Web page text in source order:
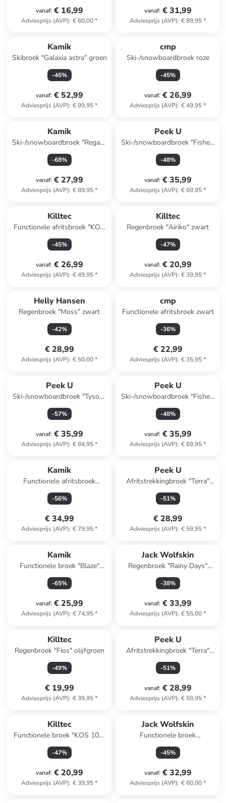
vanaf: € 16,99
Adviesprijs (AVP): € 60,00*
vanaf: € 31,99
Adviesprijs (AVP): € 89,95*
Kamik
Skibroek "Galaxia astra" groen
-46%
vanaf: € 52,99
Adviesprijs (AVP): € 99,95*
cmp
Ski-/snowboardbroek roze
-45%
vanaf: € 26,99
Adviesprijs (AVP): € 49,95*
Kamik
Ski-/snowboardbroek "Regan"
paars
-68%
vanaf: € 27,99
Adviesprijs (AVP): € 89,95*
Peek U
Ski-/snowboardbroek "Fisher"
zwart
-48%
vanaf: € 35,99
Adviesprijs (AVP): € 69,95*
Killtec
Functionele afritsbroek "KOS
112" donkerblauw
-45%
vanaf: € 26,99
Adviesprijs (AVP): € 49,95*
Killtec
Regenbroek "Airiko" zwart
-47%
vanaf: € 20,99
Adviesprijs (AVP): € 39,95*
Helly Hansen
Regenbroek "Moss" zwart
-42%
€ 28,99
Adviesprijs (AVP): € 50,00*
cmp
Functionele afritsbroek zwart
-36%
€ 22,99
Adviesprijs (AVP): € 35,95*
Peek U
Ski-/snowboardbroek "Tyson"
lichtblauw
-57%
vanaf: € 35,99
Adviesprijs (AVP): € 84,95*
Peek U
Ski-/snowboardbroek "Fisher"
donkerblauw
-48%
vanaf: € 35,99
Adviesprijs (AVP): € 69,95*
Kamik
Functionele afritsbroek
"Slayer" fuchsia
-56%
€ 34,99
Adviesprijs (AVP): € 79,95*
Peek U
Afritstrekkingbroek "Terra"
groen/donkerblauw
-51%
€ 28,99
Adviesprijs (AVP): € 59,95*
Kamik
Functionele broek "Blaze"
blauw
-65%
vanaf: € 25,99
Adviesprijs (AVP): € 74,95*
Jack Wolfskin
Regenbroek "Rainy Days"
zwart
-38%
vanaf: € 33,99
Adviesprijs (AVP): € 55,00*
Killtec
Regenbroek "Fios" olijfgroen
-49%
€ 19,99
Adviesprijs (AVP): € 39,95*
Peek U
Afritstrekkingbroek "Terra"
donkerblauw
-51%
vanaf: € 28,99
Adviesprijs (AVP): € 59,95*
Killtec
Functionele broek "KOS 109"
donkerblauw
-47%
vanaf: € 20,99
Adviesprijs (AVP): € 39,95*
Jack Wolfskin
Functionele broek
"Turbulence" donkerblauw
-45%
vanaf: € 32,99
Adviesprijs (AVP): € 60,00*